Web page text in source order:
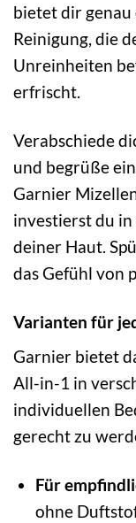
bietet dir genau
Reinigung, die
Unreinheiten
erfrischt.
Verabschiede
und begrüße
Garnier
investierst du
deiner Haut.
das Gefühl von
Varianten für
Garnier bietet
All-in-1 in
individuellen
gerecht zu
Für
ohne